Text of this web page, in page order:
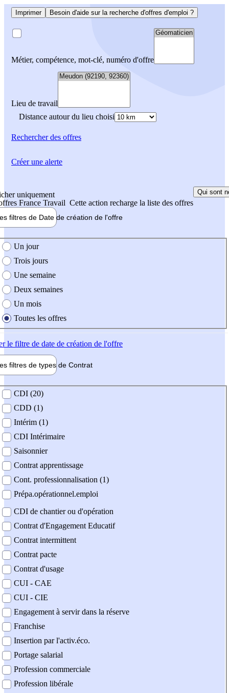
Imprimer Besoin d'aide sur la recherche d'offres d'emploi ?
Métier, compétence, mot-clé, numéro d'offre
Lieu de travail
Distance autour du lieu choisi
Rechercherdes offres
uniquement
France Travail Cette action recharge la liste des offres
Qui sont
filtres de Date de création de l'offre
création de l'offre
Un jour
Trois jours
Une semaine
Deux semaines
Un mois
Toutes les offres
le filtre de date de création de l'offre
filtres de types de Contrat
contrat
CDI (20)
CDD (1)
Intérim (1)
CDI Intérimaire
Saisonnier
Contrat apprentissage
Cont. professionnalisation (1)
Prépa.opérationnel.emploi
CDI de chantier ou d'opération
Contrat d'Engagement Educatif
Contrat intermittent
Contrat pacte
Contrat d'usage
CUI - CAE
CUI - CIE
Engagement à servir dans la réserve
Franchise
Insertion par l'activ.éco.
Portage salarial
Profession commerciale
Profession libérale
Créer une alerte